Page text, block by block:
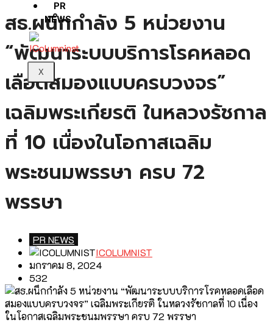
PR
NEWS
X
สธ.ผนึกกำลัง 5 หน่วยงาน
“พัฒนาระบบบริการโรคหลอด
เลือดสมองแบบครบวงจร”
เฉลิมพระเกียรติ ในหลวงรัชกาล
ที่ 10 เนื่องในโอกาสเฉลิม
พระชนมพรรษา ครบ 72
พรรษา
PR NEWS
ICOLUMNIST
มกราคม 8, 2024
532